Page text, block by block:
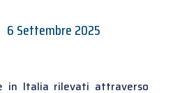
6 Settembre 2025
in Italia rilevati attraverso